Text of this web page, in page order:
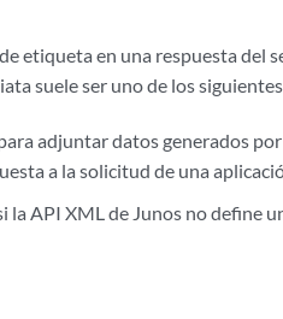
etiqueta en una respuesta del
suele ser uno de los
adjuntar datos generados
a la solicitud de una
la API XML de Junos no define